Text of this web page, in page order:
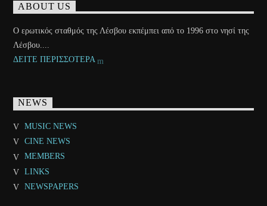
ABOUT US
Ο ερωτικός σταθμός της Λέσβου εκπέμπει από το 1996 στο νησί της
Λέσβου....
ΔΕΙΤΕ ΠΕΡΙΣΣΟΤΕΡΑ
NEWS
MUSIC NEWS
CINE NEWS
MEMBERS
LINKS
NEWSPAPERS